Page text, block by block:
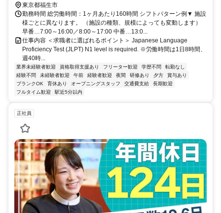
ださい♪
東京都福生市
勤務時間 総労働時間：1ヶ月あたり160時間 シフトパターン例▼ 施設
様ごとに異なります。 （施設の種類、規模によっても変動します）
早番…7:00～16:00／8:00～17:00 中番…13:0...
仕事内容 ＜求職者に選ばれるポイント＞ Japanese Language
Proficiency Test (JLPT) N1 level is required. ※労働時間は1日8時間、
週40時...
業界未経験者歓迎 資格取得支援あり フリーター歓迎 学歴不問
転勤なし
経験不問
未経験者歓迎 午前 経験者歓迎 夜間 研修あり 夕方
賞与あり
ブランクOK
育休あり オープニングスタッフ 交通費支給
長期歓迎
フルタイム歓迎
駅近5分以内
正社員